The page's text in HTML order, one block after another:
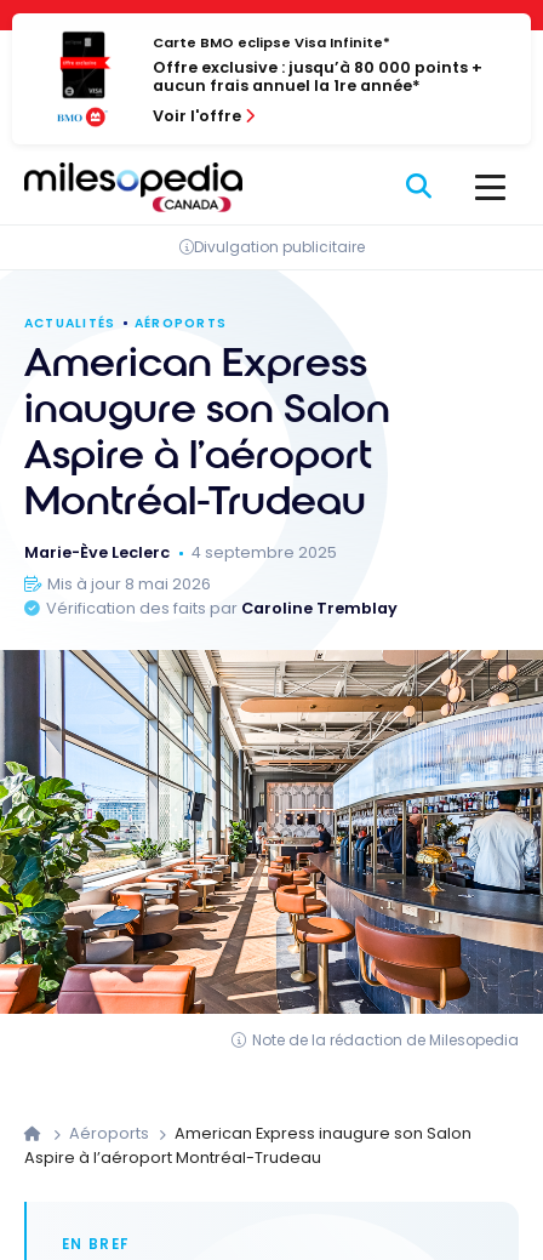
Panneau de gestion des cookies
Passer
contenu
Carte BMO eclipse Visa Infinite*
Offre exclusive : jusqu’à 80 000 points +
aucun frais annuel la 1re année*
Voir l'offre
Divulgation publicitaire
ACTUALITÉS AÉROPORTS
American Express
inaugure son Salon
Aspire à l’aéroport
Montréal-Trudeau
Marie-Ève Leclerc
4 septembre 2025
Mis à jour 8 mai 2026
Vérification des faits par Caroline Tremblay
Note de la rédaction de Milesopedia
Aéroports
American Express inaugure son Salon
Aspire à l’aéroport Montréal-Trudeau
EN BREF